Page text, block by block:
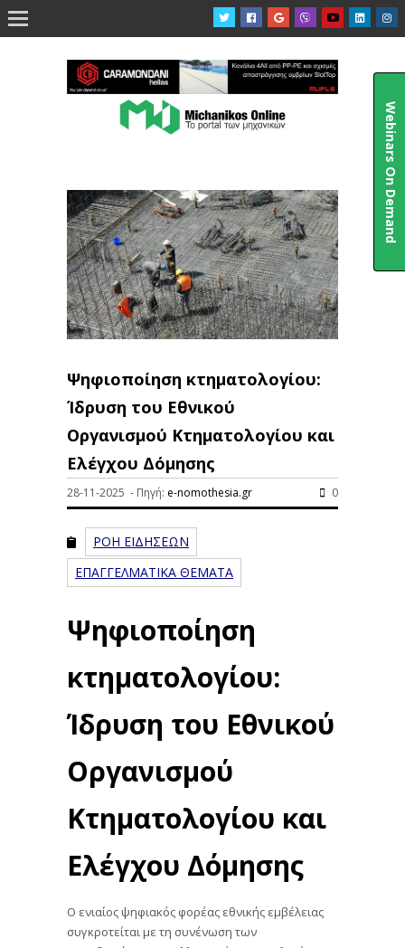

Ψηφιοποίηση κτηματολογίου:
Ίδρυση του Εθνικού
Οργανισμού Κτηματολογίου και
Ελέγχου Δόμησης
28-11-2025 - Πηγή: e-nomothesia.gr 0
ΡΟΗ ΕΙΔΗΣΕΩΝ
ΕΠΑΓΓΕΛΜΑΤΙΚΑ ΘΕΜΑΤΑ
Ψηφιοποίηση
κτηματολογίου:
Ίδρυση του Εθνικού
Οργανισμού
Κτηματολογίου και
Ελέγχου Δόμησης
Ο ενιαίος ψηφιακός φορέας εθνικής εμβέλειας
συγκροτείται με τη συνένωση των
Webinars On Demand